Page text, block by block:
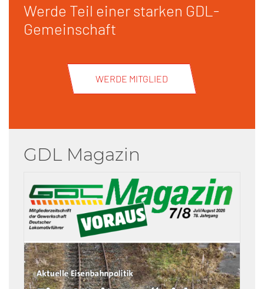
Werde Teil einer starken GDL-
Gemeinschaft
WERDE MITGLIED
GDL Magazin